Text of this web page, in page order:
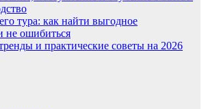
тура: как найти выгодное
не ошибиться
и практические советы на 2026